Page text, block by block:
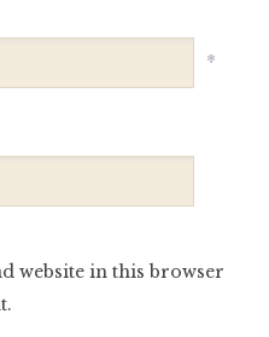
*
website in this browser